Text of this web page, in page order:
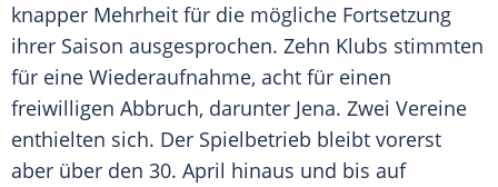
knapper Mehrheit für die mögliche Fortsetzung
ihrer Saison ausgesprochen. Zehn Klubs stimmten
für eine Wiederaufnahme, acht für einen
freiwilligen Abbruch, darunter Jena. Zwei Vereine
enthielten sich. Der Spielbetrieb bleibt vorerst
aber über den 30. April hinaus und bis auf